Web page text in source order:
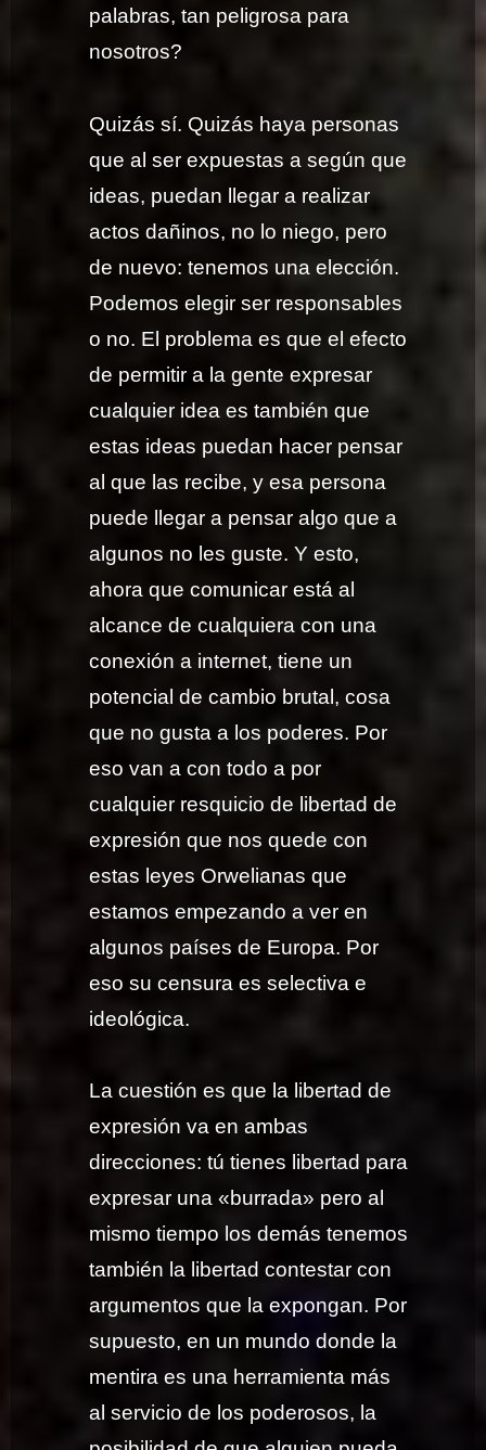
palabras, tan peligrosa para
nosotros?
Quizás sí. Quizás haya personas
que al ser expuestas a según que
ideas, puedan llegar a realizar
actos dañinos, no lo niego, pero
de nuevo: tenemos una elección.
Podemos elegir ser responsables
o no. El problema es que el efecto
de permitir a la gente expresar
cualquier idea es también que
estas ideas puedan hacer pensar
al que las recibe, y esa persona
puede llegar a pensar algo que a
algunos no les guste. Y esto,
ahora que comunicar está al
alcance de cualquiera con una
conexión a internet, tiene un
potencial de cambio brutal, cosa
que no gusta a los poderes. Por
eso van a con todo a por
cualquier resquicio de libertad de
expresión que nos quede con
estas leyes Orwelianas que
estamos empezando a ver en
algunos países de Europa. Por
eso su censura es selectiva e
ideológica.
La cuestión es que la libertad de
expresión va en ambas
direcciones: tú tienes libertad para
expresar una «burrada» pero al
mismo tiempo los demás tenemos
también la libertad contestar con
argumentos que la expongan. Por
supuesto, en un mundo donde la
mentira es una herramienta más
al servicio de los poderosos, la